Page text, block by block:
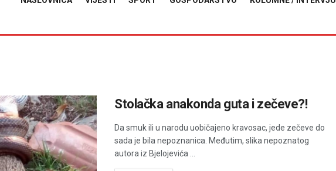
Stolačka anakonda guta i zečeve?!
Da smuk ili u narodu uobičajeno kravosac, jede zečeve do
sada je bila nepoznanica. Međutim, slika nepoznatog
autora iz Bjelojevića ...